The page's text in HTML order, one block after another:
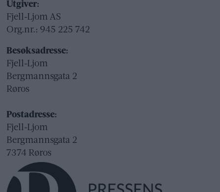
Utgiver:
Fjell-Ljom AS
Org.nr.: 945 225 742
Besøksadresse:
Fjell-Ljom
Bergmannsgata 2
Røros
Postadresse:
Fjell-Ljom
Bergmannsgata 2
7374 Røros